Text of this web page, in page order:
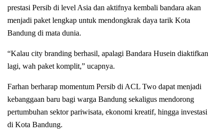
prestasi Persib di level Asia dan aktifnya kembali bandara akan
menjadi paket lengkap untuk mendongkrak daya tarik Kota
Bandung di mata dunia.
“Kalau city branding berhasil, apalagi Bandara Husein diaktifkan
lagi, wah paket komplit,” ucapnya.
Farhan berharap momentum Persib di ACL Two dapat menjadi
kebanggaan baru bagi warga Bandung sekaligus mendorong
pertumbuhan sektor pariwisata, ekonomi kreatif, hingga investasi
di Kota Bandung.